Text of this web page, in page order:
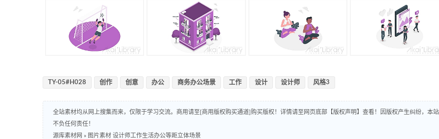
TY-05#H028 创作 创意 办公 商务办公场景 工作 设计 设计师 风格3
全站素材均从网上搜集而来，仅限于学习交流。商用请至[商用版权购买通道]购买版权！详情请至网页底部【版权声明】查看！因版权产生纠纷，本站
不负任何责任！
源库素材网 » 图片素材 设计师工作生活办公等距立体场景